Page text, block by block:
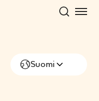
Suomi